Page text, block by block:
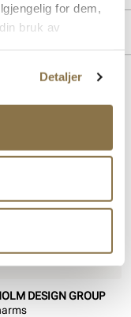
for dem,
bruk av
Detaljer
DESIGN GROUP